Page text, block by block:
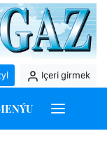
Içeri girmek